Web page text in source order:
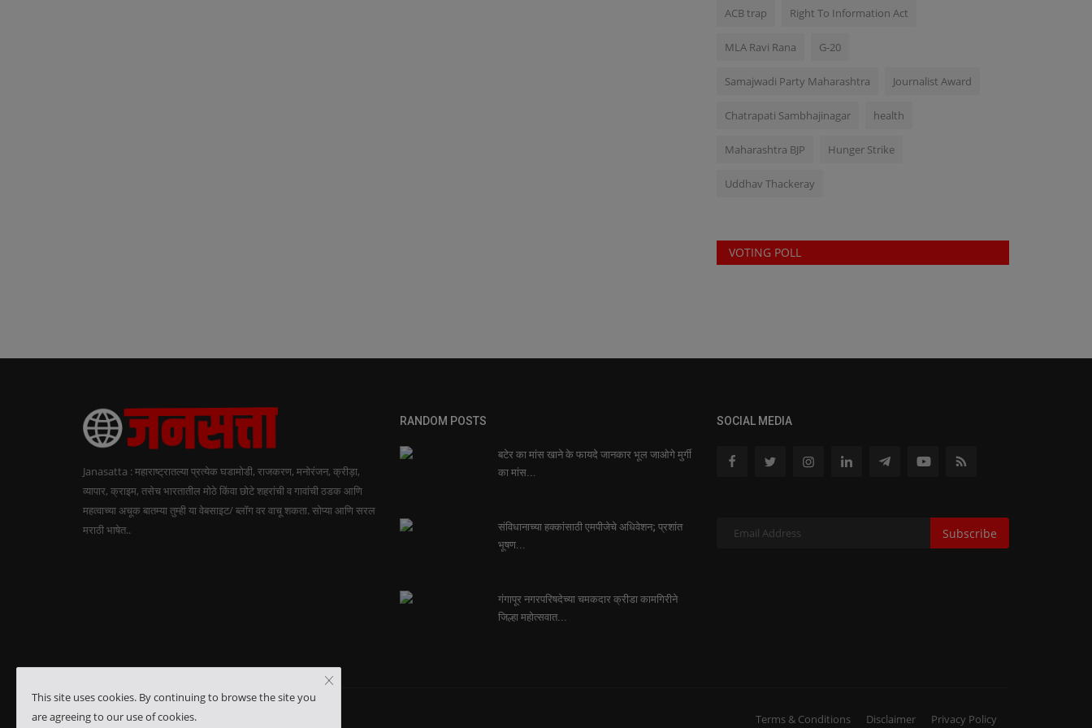
ACB trap Right To Information Act
MLA Ravi Rana G-20
Samajwadi Party Maharashtra Journalist Award
Chatrapati Sambhajinagar health
Maharashtra BJP Hunger Strike
Uddhav Thackeray
VOTING POLL
Janasatta : महाराष्ट्रातल्या प्रत्येक घडामोडी, राजकरण, मनोरंजन, क्रीड़ा,
व्यापार, क्राइम, तसेच भारतातील मोठे किंवा छोटे शहरांची व गावांची ठडक आणि
महत्वाच्या अचूक बातम्या तुम्ही या वेबसाइट/ ब्लॉग वर वाचू शकता. सोप्या आणि सरल
मराठी भाषेत..
RANDOM POSTS
बटेर का मांस खाने के फायदे जानकार भूल जाओगे मुर्गी
का मांस...
संविधानाच्या हक्कांसाठी एमपीजेचे अधिवेशन; प्रशांत
भूषण...
गंगापूर नगरपरिषदेच्या चमकदार क्रीडा कामगिरीने
जिल्हा महोत्सवात...
SOCIAL MEDIA
Subscribe
Terms & Conditions Disclaimer Privacy Policy
This site uses cookies. By continuing to browse the site you
are agreeing to our use of cookies.